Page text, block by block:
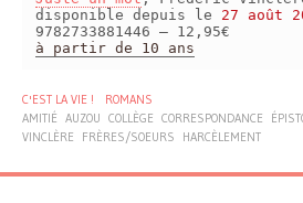
disponible depuis le 27 août
9782733881446 – 12,95€
à partir de 10 ans
C'EST LA VIE !
ROMANS
AMITIÉ AUZOU COLLÈGE CORRESPONDANCE
VINCLÈRE
FRÈRES/SOEURS HARCÈLEMENT